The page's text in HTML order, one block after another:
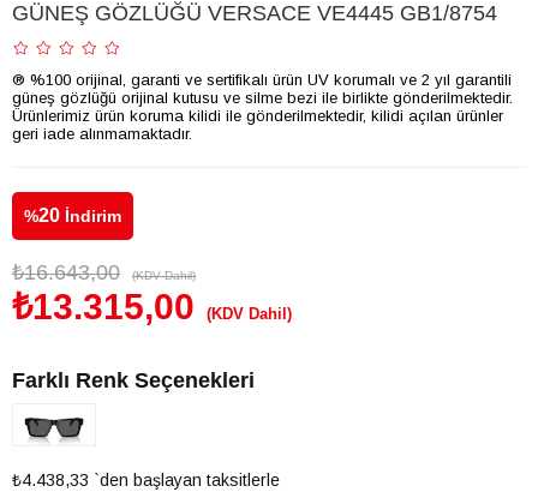
GÜNEŞ GÖZLÜĞÜ VERSACE VE4445 GB1/8754
® %100 orijinal, garanti ve sertifikalı ürün UV korumalı ve 2 yıl garantili
güneş gözlüğü orijinal kutusu ve silme bezi ile birlikte gönderilmektedir.
Ürünlerimiz ürün koruma kilidi ile gönderilmektedir, kilidi açılan ürünler
geri iade alınmamaktadır.
%20 İndirim
₺16.643,00 (KDV Dahil)
₺13.315,00 (KDV Dahil)
Farklı Renk Seçenekleri
₺4.438,33 `den başlayan taksitlerle